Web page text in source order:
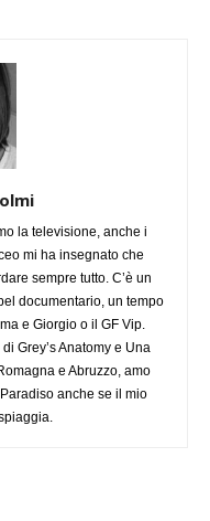
la televisione, anche i
mi ha insegnato che
sempre tutto. C’è un
documentario, un tempo
e Giorgio o il GF Vip.
Grey’s Anatomy e Una
e Abruzzo, amo
anche se il mio